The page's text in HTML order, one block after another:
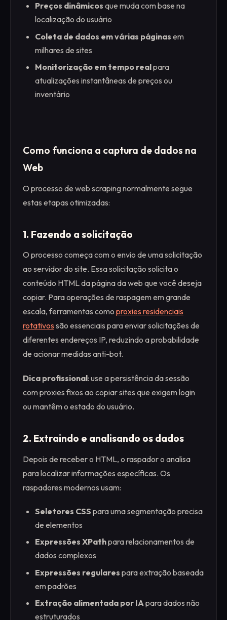
Preços dinâmicos que muda com base na
localização do usuário
Coleta de dados em várias páginas em
milhares de sites
Monitorização em tempo realpara
atualizações instantâneas de preços ou
inventário
Como funciona a captura de dados na
Web
O processo de web scraping normalmente segue
estas etapas otimizadas:
1. Fazendo a solicitação
O processo começa com o envio de uma solicitação
ao servidor do site. Essa solicitação solicita o
conteúdo HTML da página da web que você deseja
copiar. Para operações de raspagem em grande
escala, ferramentas como proxies residenciais
rotativossão essenciais para enviar solicitações de
diferentes endereços IP, reduzindo a probabilidade
de acionar medidas anti-bot.
Dica profissional: use a persistência da sessão
com proxies fixos ao copiar sites que exigem login
ou mantêm o estado do usuário.
2. Extraindo e analisando os dados
Depois de receber o HTML, o raspador o analisa
para localizar informações específicas. Os
raspadores modernos usam:
Seletores CSS para uma segmentação precisa
de elementos
Expressões XPathpara relacionamentos de
dados complexos
Expressões regulares para extração baseada
em padrões
Extração alimentada por IA para dados não
estruturados